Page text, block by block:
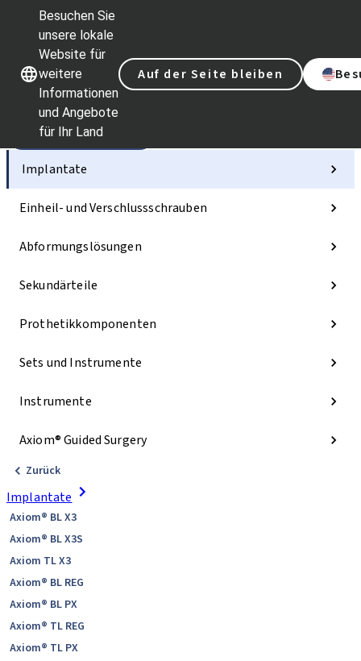
Besuchen Sie
unsere lokale
Website für
weitere
Informationen
und Angebote
für Ihr Land
Auf der Seite bleiben
Unsere MarkenUnsere Marken
Kategorien
Implantate
Einheil- und Verschlussschrauben
Abformungslösungen
Sekundärteile
Prothetikkomponenten
Sets und Instrumente
Instrumente
Axiom® Guided Surgery
Zurück
Implantate
Axiom® BL X3
Axiom® BL X3S
Axiom TL X3
Axiom® BL REG
Axiom® BL PX
Axiom® TL REG
Axiom® TL PX